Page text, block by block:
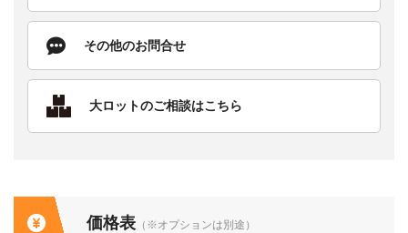
その他のお問合せ
大ロットのご相談はこちら
価格表 （※オプションは別途）